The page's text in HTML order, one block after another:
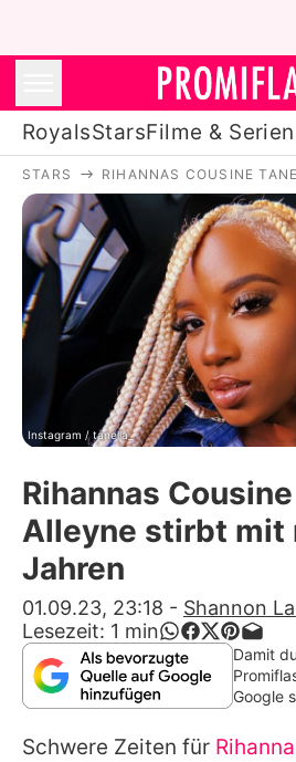
RoyalsStarsFilme & Serien
Royals
Stars
Filme &
Lifestyle
Familie &
Promiflash
Alle Themen auf
App
Team
Redaktionelle
Impressum
STARS RIHANNAS COUSINE
Instagram / tanella_
Rihannas
Alleyne stirbt mit
Jahren
01.09.23, 23:18 - Shannon
Lesezeit: 1 min
Damit
Google
Schwere Zeiten für Rihanna